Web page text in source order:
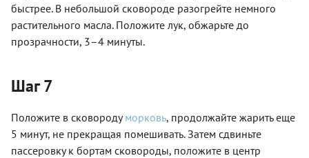
быстрее. В небольшой сковороде разогрейте немного
растительного масла. Положите лук, обжарьте до
прозрачности, 3–4 минуты.
Шаг 7
Положите в сковородуморковь, продолжайте жарить еще
5 минут, не прекращая помешивать. Затем сдвиньте
пассеровку к бортам сковороды, положите в центр